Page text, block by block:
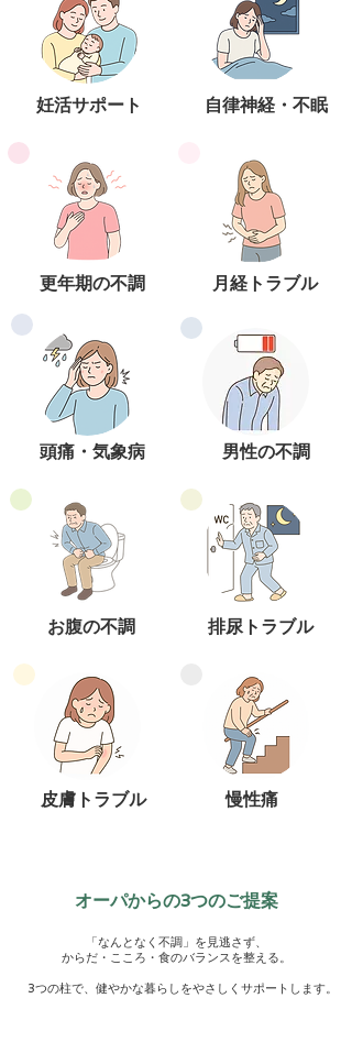
​妊活サポート 自律神経・不眠
更年期の不調 ​月経トラブル
頭痛・気象病 男性の不調
お腹の不調 排尿トラブル
皮膚トラブル 慢性痛
オーパからの3つのご提案
「なんとなく不調」を見逃さず、
からだ・こころ・食のバランスを整える。
3つの柱で、健やかな暮らしをやさしくサポートします。